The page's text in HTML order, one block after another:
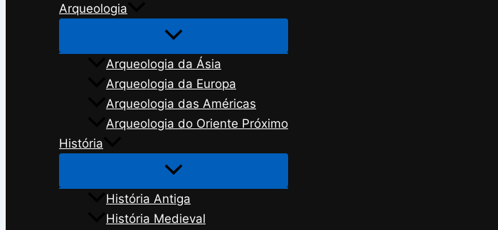
Arqueologia
Arqueologia da Ásia
Arqueologia da Europa
Arqueologia das Américas
Arqueologia do Oriente Próximo
História
História Antiga
História Medieval